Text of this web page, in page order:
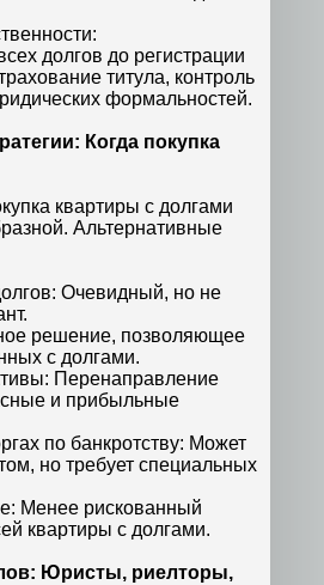
долгов до регистрации
титула, контроль
формальностей.
Когда покупка
квартиры с долгами
Альтернативные
Очевидный, но не
решение, позволяющее
с долгами.
Перенаправление
и прибыльные
по банкротству: Может
но требует специальных
Менее рискованный
квартиры с долгами.
Юристы, риелторы,